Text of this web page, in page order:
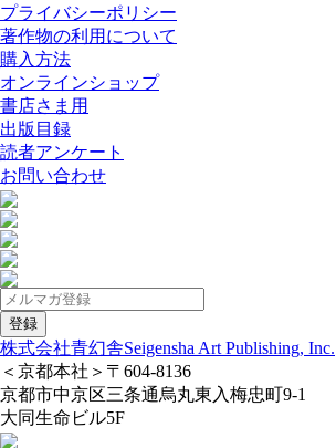
プライバシーポリシー
著作物の利用について
購入方法
オンラインショップ
書店さま用
出版目録
読者アンケート
お問い合わせ
株式会社青幻舎Seigensha Art Publishing, Inc.
＜京都本社＞ 〒604-8136
京都市中京区三条通烏丸東入梅忠町9-1
大同生命ビル5F